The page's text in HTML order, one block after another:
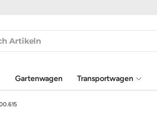
Gartenwagen Transportwagen